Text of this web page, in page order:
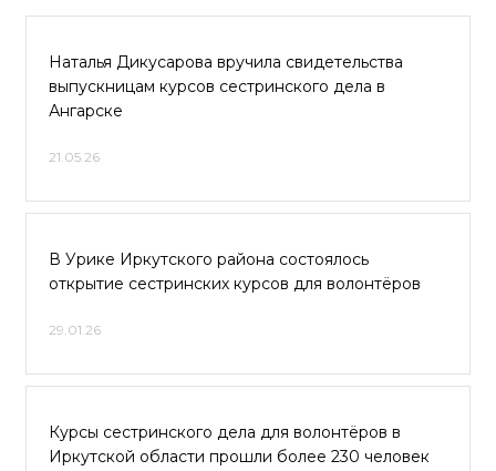
Наталья Дикусарова вручила свидетельства
выпускницам курсов сестринского дела в
Ангарске
21.05.26
В Урике Иркутского района состоялось
открытие сестринских курсов для волонтёров
29.01.26
Курсы сестринского дела для волонтёров в
Иркутской области прошли более 230 человек